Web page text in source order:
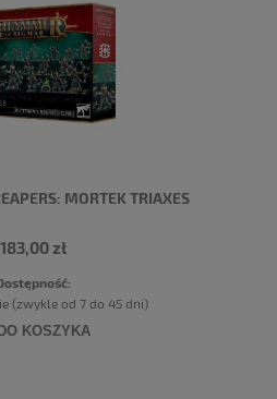
MORTEK TRIAXES
183,00 zł
(zwykle od 7 do 45 dni)
DO KOSZYKA